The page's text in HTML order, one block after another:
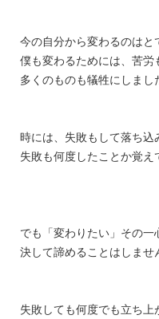
今の自分から変わるのはと
僕も変わるためには、苦労
多くのものも犠牲にしまし
時には、失敗もして落ち込
失敗も何度したことか覚え
でも「変わりたい」その一
決して諦めることはしませ
失敗しても何度でも立ち上